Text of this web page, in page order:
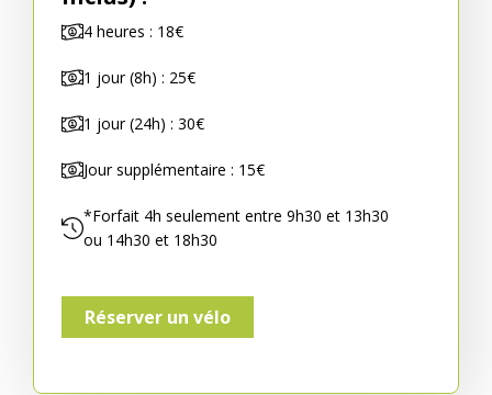
4 heures : 18€
1 jour (8h) : 25€
1 jour (24h) : 30€
Jour supplémentaire : 15€
*Forfait 4h seulement entre 9h30 et 13h30
ou 14h30 et 18h30
Réserver un vélo